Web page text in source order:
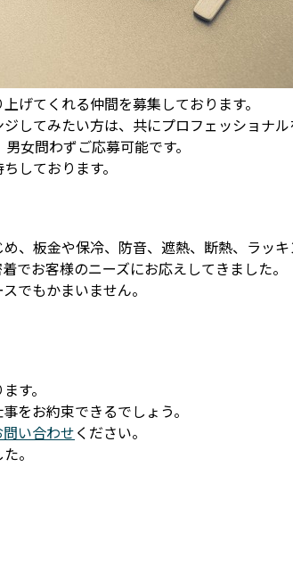
げてくれる仲間を募集しております。
してみたい方は、共にプロフェッショナ
女問わずご応募可能です。
しております。
、板金や保冷、防音、遮熱、断熱、ラッ
でお客様のニーズにお応えしてきました。
でもかまいません。
す。
をお約束できるでしょう。
問い合わせください。
。